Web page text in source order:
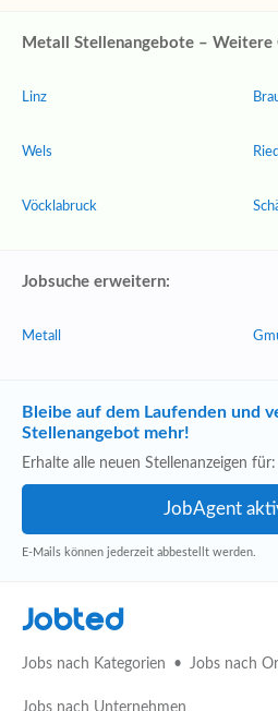
Metall Stellenangebote – Weitere
Linz
Wels
Vöcklabruck
Jobsuche erweitern:
Metall
Bleibe auf dem Laufenden und
Stellenangebot mehr!
Erhalte alle neuen Stellenanzeigen für:
E-Mails können jederzeit abbestellt werden.
Jobted
Jobs nach Kategorien Jobs nach
Jobs nach Unternehmen